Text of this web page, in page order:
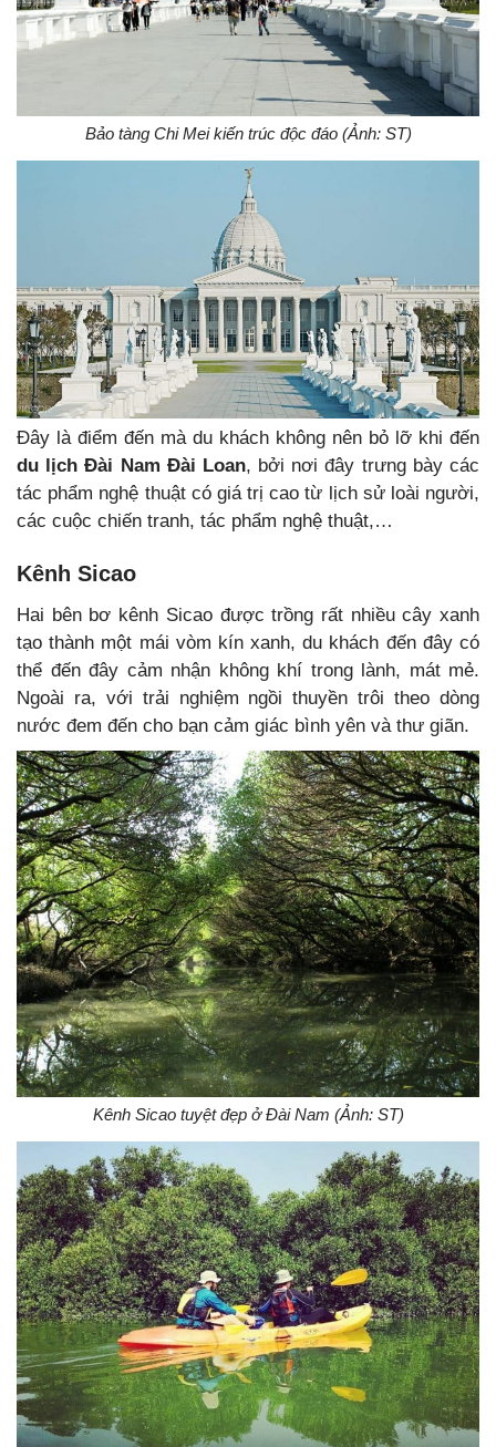
Bảo tàng Chi Mei kiến trúc độc đáo (Ảnh: ST)
Đây là điểm đến mà du khách không nên bỏ lỡ khi đến
du lịch Đài Nam Đài Loan, bởi nơi đây trưng bày các
tác phẩm nghệ thuật có giá trị cao từ lịch sử loài người,
các cuộc chiến tranh, tác phẩm nghệ thuật,…
Kênh Sicao
Hai bên bơ kênh Sicao được trồng rất nhiều cây xanh
tạo thành một mái vòm kín xanh, du khách đến đây có
thể đến đây cảm nhận không khí trong lành, mát mẻ.
Ngoài ra, với trải nghiệm ngồi thuyền trôi theo dòng
nước đem đến cho bạn cảm giác bình yên và thư giãn.
Kênh Sicao tuyệt đẹp ở Đài Nam (Ảnh: ST)